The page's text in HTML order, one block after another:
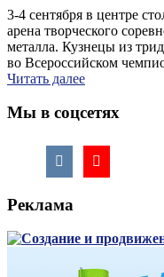
3-4 сентября в центре
арена творческого
металла. Кузнецы из
во Всероссийском
Читать далее
Мы в соцсетях
Реклама